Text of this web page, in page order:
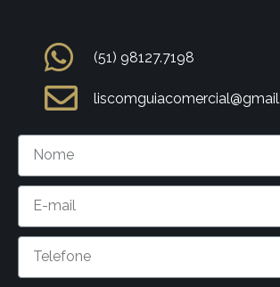
(51) 98127.7198